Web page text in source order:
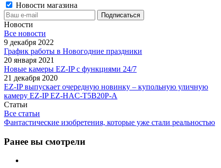
Новости магазина
Новости
Все новости
9 декабря 2022
График работы в Новогодние праздники
20 января 2021
Новые камеры EZ-IP с функциями 24/7
21 декабря 2020
EZ-IP выпускает очередную новинку – купольную уличную
камеру EZ-IP EZ-HAC-T5B20P-A
Статьи
Все статьи
Фантастические изобретения, которые уже стали реальностью
Ранее вы смотрели